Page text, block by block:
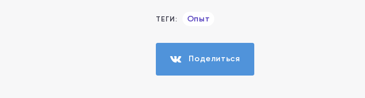
ТЕГИ: Опыт
Поделиться